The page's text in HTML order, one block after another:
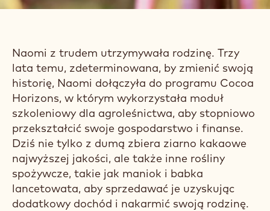
Naomi z trudem utrzymywała rodzinę. Trzy
lata temu, zdeterminowana, by zmienić swoją
historię, Naomi dołączyła do programu Cocoa
Horizons, w którym wykorzystała moduł
szkoleniowy dla agroleśnictwa, aby stopniowo
przekształcić swoje gospodarstwo i finanse.
Dziś nie tylko z dumą zbiera ziarno kakaowe
najwyższej jakości, ale także inne rośliny
spożywcze, takie jak maniok i babka
lancetowata, aby sprzedawać je uzyskując
dodatkowy dochód i nakarmić swoją rodzinę.